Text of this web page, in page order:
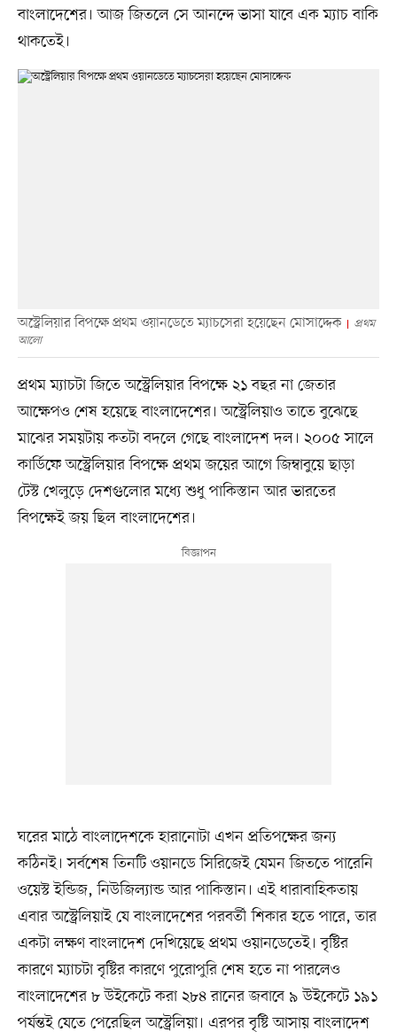
বাংলাদেশের। আজ জিতলে সে আনন্দে ভাসা যাবে এক ম্যাচ বাকি
থাকতেই।
অস্ট্রেলিয়ার বিপক্ষে প্রথম ওয়ানডেতে ম্যাচসেরা হয়েছেন মোসাদ্দেক
প্রথম
আলো
প্রথম ম্যাচটা জিতে অস্ট্রেলিয়ার বিপক্ষে ২১ বছর না জেতার
আক্ষেপও শেষ হয়েছে বাংলাদেশের। অস্ট্রেলিয়াও তাতে বুঝেছে
মাঝের সময়টায় কতটা বদলে গেছে বাংলাদেশ দল। ২০০৫ সালে
কার্ডিফে অস্ট্রেলিয়ার বিপক্ষে প্রথম জয়ের আগে জিম্বাবুয়ে ছাড়া
টেস্ট খেলুড়ে দেশগুলোর মধ্যে শুধু পাকিস্তান আর ভারতের
বিপক্ষেই জয় ছিল বাংলাদেশের।
ঘরের মাঠে বাংলাদেশকে হারানোটা এখন প্রতিপক্ষের জন্য
কঠিনই। সর্বশেষ তিনটি ওয়ানডে সিরিজেই যেমন জিততে পারেনি
ওয়েস্ট ইন্ডিজ, নিউজিল্যান্ড আর পাকিস্তান। এই ধারাবাহিকতায়
এবার অস্ট্রেলিয়াই যে বাংলাদেশের পরবর্তী শিকার হতে পারে, তার
একটা লক্ষণ বাংলাদেশ দেখিয়েছে প্রথম ওয়ানডেতেই। বৃষ্টির
কারণে ম্যাচটা বৃষ্টির কারণে পুরোপুরি শেষ হতে না পারলেও
বাংলাদেশের ৮ উইকেটে করা ২৮৪ রানের জবাবে ৯ উইকেটে ১৯১
পর্যন্তই যেতে পেরেছিল অস্ট্রেলিয়া। এরপর বৃষ্টি আসায় বাংলাদেশ